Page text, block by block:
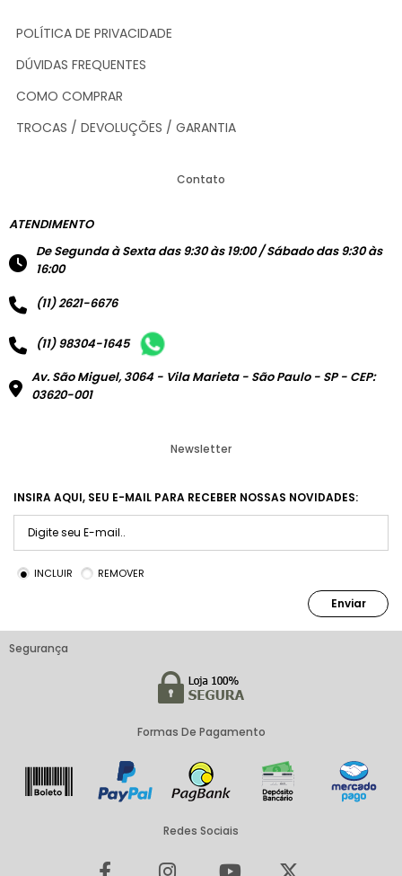
POLÍTICA DE PRIVACIDADE
DÚVIDAS FREQUENTES
COMO COMPRAR
TROCAS / DEVOLUÇÕES / GARANTIA
Contato
ATENDIMENTO
De Segunda à Sexta das 9:30 às 19:00 / Sábado das 9:30 às
16:00
(11) 2621-6676
(11) 98304-1645
Av. São Miguel, 3064 - Vila Marieta - São Paulo - SP - CEP:
03620-001
Newsletter
INSIRA AQUI, SEU E-MAIL PARA RECEBER NOSSAS NOVIDADES:
INCLUIR REMOVER
Enviar
Segurança
Formas De Pagamento
Redes Sociais